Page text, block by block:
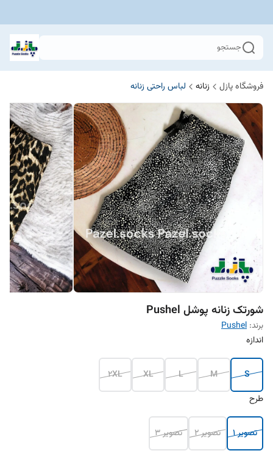
جستجو
فروشگاه پازل زنانه لباس راحتی زنانه
شورتک زنانه پوشل Pushel
برند: Pushel
اندازه
S
M
L
XL
2XL
طرح
تصویر 1 تصویر 2 تصویر 3